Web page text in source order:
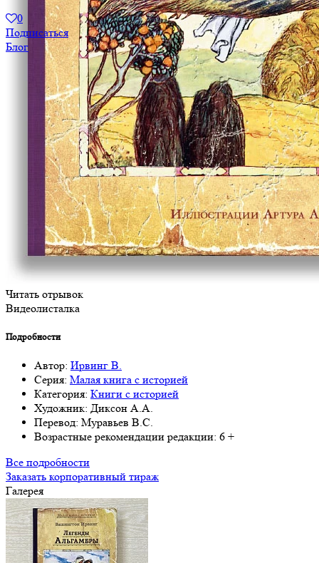
0
Подписаться
Блог
Читать отрывок
Видеолисталка
Подробности
Автор: Ирвинг В.
Серия: Малая книга с историей
Категория: Книги с историей
Художник: Диксон А.А.
Перевод: Муравьев В.С.
Возрастные рекомендации редакции: 6 +
Все подробности
Заказать корпоративный тираж
Галерея